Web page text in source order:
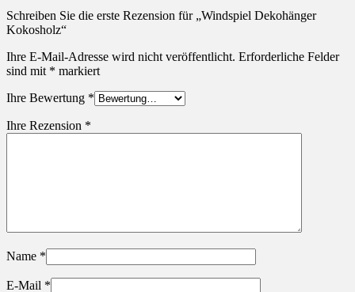
Schreiben Sie die erste Rezension für „Windspiel Dekohänger
Kokosholz“
Ihre E-Mail-Adresse wird nicht veröffentlicht. Erforderliche Felder
sind mit * markiert
Ihre Bewertung *
Ihre Rezension *
Name *
E-Mail *